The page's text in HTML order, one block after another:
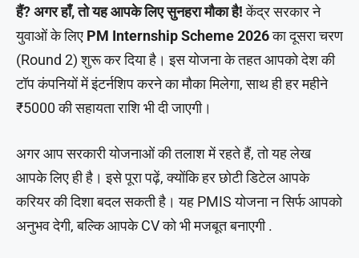
हैं? अगर हाँ, तो यह आपके लिए सुनहरा मौका है!केंद्र सरकार ने
युवाओं के लिए PM Internship Scheme 2026का दूसरा चरण
(Round 2) शुरू कर दिया है। इस योजना के तहत आपको देश की
टॉप कंपनियों में इंटर्नशिप करने का मौका मिलेगा, साथ ही हर महीने
₹5000 की सहायता राशि भी दी जाएगी।
अगर आप सरकारी योजनाओं की तलाश में रहते हैं, तो यह लेख
आपके लिए ही है। इसे पूरा पढ़ें, क्योंकि हर छोटी डिटेल आपके
करियर की दिशा बदल सकती है। यह PMIS योजना न सिर्फ आपको
अनुभव देगी, बल्कि आपके CV को भी मजबूत बनाएगी .